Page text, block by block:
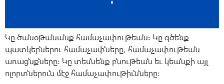
Կը ծանօթանանք համաչափութեան: Կը գծենք
պատկերներու համաչափները, համաչափութեան
առացնքները: Կը տեսնենք բնութեան եւ կեանքի այլ
ոլորտներուն մէջ համաչափութիւնները: